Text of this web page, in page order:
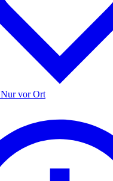
Nur vor Ort